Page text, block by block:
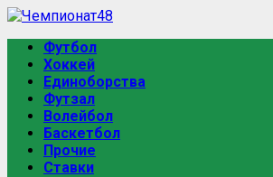
Футбол
Хоккей
Единоборства
Футзал
Волейбол
Баскетбол
Прочие
Ставки